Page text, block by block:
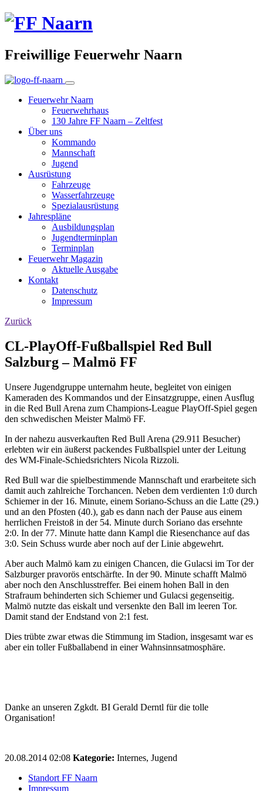
Freiwillige Feuerwehr Naarn
Feuerwehr Naarn
Feuerwehrhaus
130 Jahre FF Naarn – Zeltfest
Über uns
Kommando
Mannschaft
Jugend
Ausrüstung
Fahrzeuge
Wasserfahrzeuge
Spezialausrüstung
Jahrespläne
Ausbildungsplan
Jugendterminplan
Terminplan
Feuerwehr Magazin
Aktuelle Ausgabe
Kontakt
Datenschutz
Impressum
Zurück
CL-PlayOff-Fußballspiel Red Bull
Salzburg – Malmö FF
Unsere Jugendgruppe unternahm heute, begleitet von einigen
Kameraden des Kommandos und der Einsatzgruppe, einen Ausflug
in die Red Bull Arena zum Champions-League PlayOff-Spiel gegen
den schwedischen Meister Malmö FF.
In der nahezu ausverkauften Red Bull Arena (29.911 Besucher)
erlebten wir ein äußerst packendes Fußballspiel unter der Leitung
des WM-Finale-Schiedsrichters Nicola Rizzoli.
Red Bull war die spielbestimmende Mannschaft und erarbeitete sich
damit auch zahlreiche Torchancen. Neben dem verdienten 1:0 durch
Schiemer in der 16. Minute, einem Soriano-Schuss an die Latte (29.)
und an den Pfosten (40.), gab es dann nach der Pause aus einem
herrlichen Freistoß in der 54. Minute durch Soriano das ersehnte
2:0. In der 77. Minute hatte dann Kampl die Riesenchance auf das
3:0. Sein Schuss wurde aber noch auf der Linie abgewehrt.
Aber auch Malmö kam zu einigen Chancen, die Gulacsi im Tor der
Salzburger pravorös entschärfte. In der 90. Minute schafft Malmö
aber noch den Anschlusstreffer. Bei einem hohen Ball in den
Strafraum behinderten sich Schiemer und Gulacsi gegenseitig.
Malmö nutzte das eiskalt und versenkte den Ball im leeren Tor.
Damit stand der Endstand von 2:1 fest.
Dies trübte zwar etwas die Stimmung im Stadion, insgesamt war es
aber ein toller Fußballabend in einer Wahnsinnsatmosphäre.
Danke an unseren Zgkdt. BI Gerald Derntl für die tolle
Organisation!
20.08.2014 02:08 Kategorie: Internes, Jugend
Standort FF Naarn
Impressum